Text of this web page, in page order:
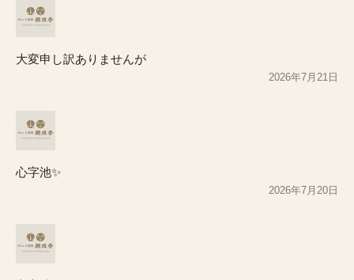
大変申し訳ありませんが
2026年7月21日
心字池✨
2026年7月20日